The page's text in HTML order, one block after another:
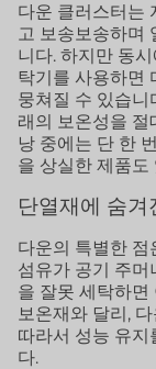
다운 클러스터는
고 보송보송하며
니다. 하지만 동
탁기를 사용하면
뭉쳐질 수 있습니
래의 보온성을 절
낭 중에는 단 한
을 상실한 제품도
단열재에 숨겨
다운의 특별한 점
섬유가 공기 주
을 잘못 세탁하면
보온재와 달리,
따라서 성능 유지
다.